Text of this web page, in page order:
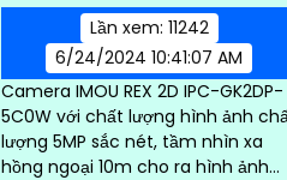
Lần xem: 11242
6/24/2024 10:41:07 AM
Camera IMOU REX 2D IPC-GK2DP-
5C0W với chất lượng hình ảnh
lượng 5MP sắc nét, tầm nhìn xa
hồng ngoại 10m cho ra hình ảnh